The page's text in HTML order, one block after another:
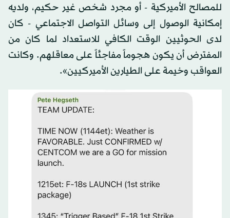
للمصالح الأميركية - أو مجرد شخص غير حكيم، ولديه
إمكانية الوصول إلى وسائل التواصل الاجتماعي - كان
لدى الحوثيين الوقت الكافي للاستعداد لما كان من
المفترض أن يكون هجوماً مفاجئاً على معاقلهم. وكانت
العواقب وخيمة على الطيارين الأميركيين».